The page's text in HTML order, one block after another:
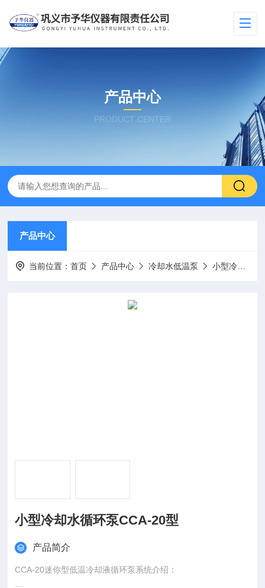
产品中心
PRODUCT CENTER
产品中心
当前位置：首页 产品中心 冷却水低温泵 小型冷却水低温泵
小型冷却水循环泵CCA-20型
产品简介
CCA-20迷你型低温冷却液循环泵系统介绍：